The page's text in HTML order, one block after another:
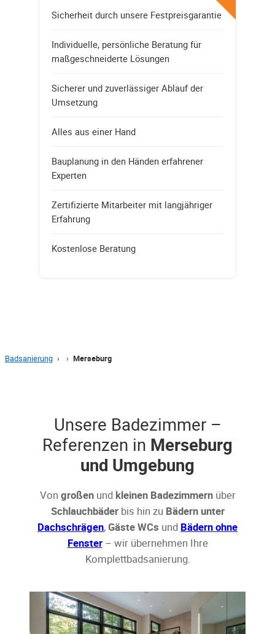
Sicherheit durch unsere Festpreisgarantie
Individuelle, persönliche Beratung für
maßgeschneiderte Lösungen
Sicherer und zuverlässiger Ablauf der
Umsetzung
Alles aus einer Hand
Bauplanung in den Händen erfahrener
Experten
Zertifizierte Mitarbeiter mit langjähriger
Erfahrung
Kostenlose Beratung
Badsanierung › › Merseburg
Unsere Badezimmer –
Referenzen in Merseburg
und Umgebung
Von großenund kleinen Badezimmernüber
Schlauchbäderbis hin zu Bädern unter
Dachschrägen,Gäste WCs und Bädern ohne
Fenster– wir übernehmen Ihre
Komplettbadsanierung.